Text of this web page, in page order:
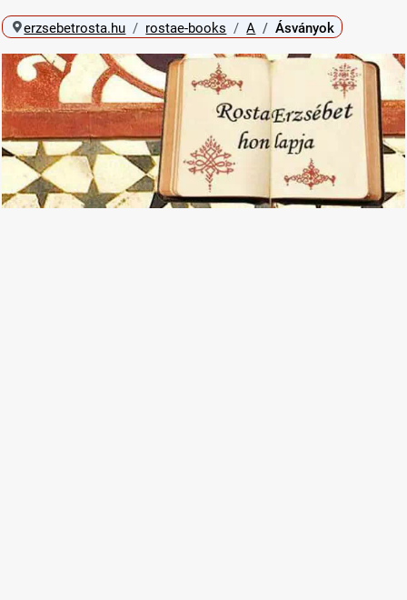
erzsebetrosta.hu rostae-books A Ásványok